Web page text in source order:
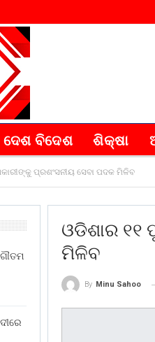
ଦେଶ ବିଦେଶ ଶିକ୍ଷା
ପ୍ରଶଂସନୀୟ ସେବା ପଦକ ମିଳିବ
ଓଡିଶାର ୧୧
ମିଳିବ
By Minu Sahoo